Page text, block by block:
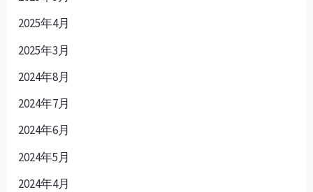
2025年4月
2025年3月
2024年8月
2024年7月
2024年6月
2024年5月
2024年4月